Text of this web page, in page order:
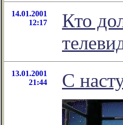
14.01.2001
12:17
Кто
13.01.2001
21:44
С